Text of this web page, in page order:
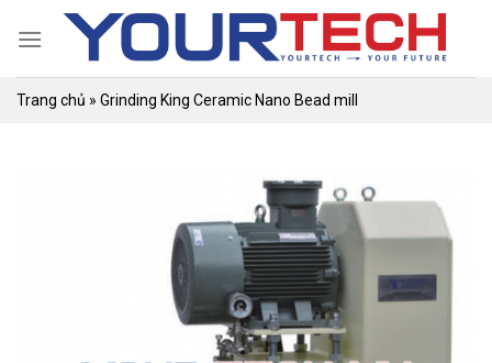
Trang chủ » Grinding King Ceramic Nano Bead mill